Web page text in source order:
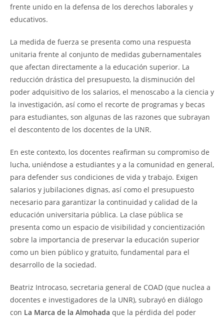
frente unido en la defensa de los derechos laborales y
educativos.
La medida de fuerza se presenta como una respuesta
unitaria frente al conjunto de medidas gubernamentales
que afectan directamente a la educación superior. La
reducción drástica del presupuesto, la disminución del
poder adquisitivo de los salarios, el menoscabo a la ciencia y
la investigación, así como el recorte de programas y becas
para estudiantes, son algunas de las razones que subrayan
el descontento de los docentes de la UNR.
En este contexto, los docentes reafirman su compromiso de
lucha, uniéndose a estudiantes y a la comunidad en general,
para defender sus condiciones de vida y trabajo. Exigen
salarios y jubilaciones dignas, así como el presupuesto
necesario para garantizar la continuidad y calidad de la
educación universitaria pública. La clase pública se
presenta como un espacio de visibilidad y concientización
sobre la importancia de preservar la educación superior
como un bien público y gratuito, fundamental para el
desarrollo de la sociedad.
Beatriz Introcaso, secretaria general de COAD (que nuclea a
docentes e investigadores de la UNR), subrayó en diálogo
con La Marca de la Almohada que la pérdida del poder